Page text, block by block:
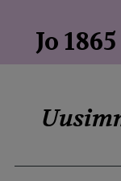
Jo 1865